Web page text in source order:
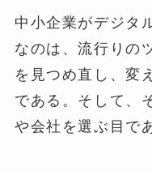
中小企業がデジタ
なのは、流行りの
を見つめ直し、変
である。そして、
や会社を選ぶ目で